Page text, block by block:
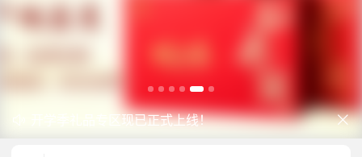
开学季礼品专区现已正式上线！
中秋礼品专区上线｜臻选团圆好礼
